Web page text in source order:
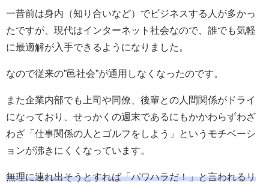
一昔前は身内（知り合いなど）でビジネスする人が多かっ
たですが、現代はインターネット社会なので、誰でも気軽
に最適解が入手できるようになりました。
なので従来の”邑社会”が通用しなくなったのです。
また企業内部でも上司や同僚、後輩との人間関係がドライ
になっており、せっかくの週末であるにもかかわらずわざ
わざ「仕事関係の人とゴルフをしよう」というモチベーシ
ョンが沸きにくくなっています。
無理に連れ出そうとすれば「パワハラだ！」と言われるリ